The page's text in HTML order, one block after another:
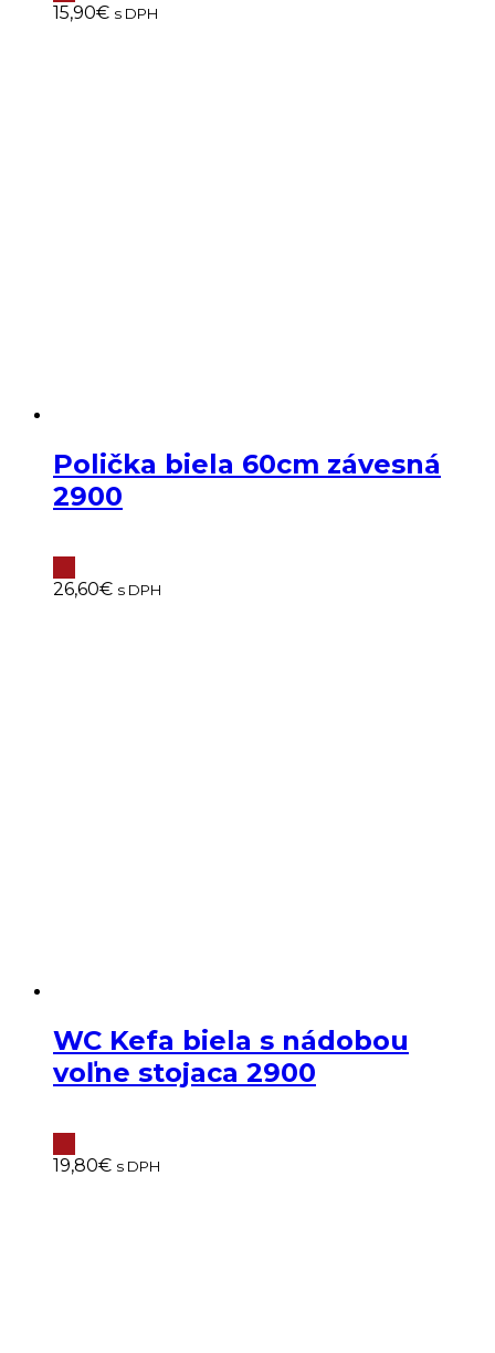
15,90€ s DPH
Polička biela 60cm závesná
2900
26,60€ s DPH
WC Kefa biela s nádobou
voľne stojaca 2900
19,80€ s DPH